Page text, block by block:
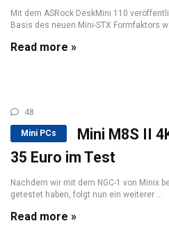
Mit dem ASRock DeskMini 110
Basis des neuen Mini-STX Formfaktors
Read more »
48
Mini PCs
Mini M8S II
35 Euro im Test
Nachdem wir mit dem NGC-1 von Minix
getestet haben, folgt nun ein weiterer ...
Read more »